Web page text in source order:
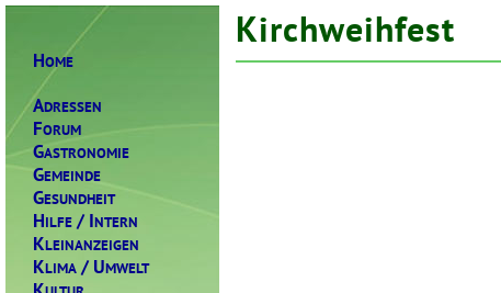
HOME
ADRESSEN
FORUM
GASTRONOMIE
GEMEINDE
GESUNDHEIT
HILFE / INTERN
KLEINANZEIGEN
KLIMA / UMWELT
Kirchweihfest